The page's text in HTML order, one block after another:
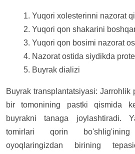
Yuqori xolesterinni nazorat
Yuqori qon shakarini
Yuqori qon bosimi nazorat
Nazorat ostida siydikda
Buyrak dializi
Buyrak transplantatsiyasi: Jarrohlik
bir tomonining pastki qismida
buyrakni tanaga joylashtiradi.
tomirlari qorin
oyoqlaringizdan birining